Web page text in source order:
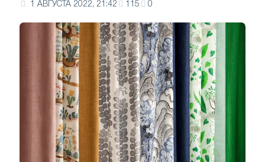
1 АВГУСТА 2022, 21:42 115 0